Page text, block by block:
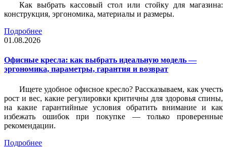
Как выбрать кассовый стол или стойку для магазина:
конструкция, эргономика, материалы и размеры.
Подробнее
01.08.2026
Офисные кресла: как выбрать идеальную модель —
эргономика, параметры, гарантия и возврат
Ищете удобное офисное кресло? Рассказываем, как учесть
рост и вес, какие регулировки критичны для здоровья спины,
на какие гарантийные условия обратить внимание и как
избежать ошибок при покупке — только проверенные
рекомендации.
Подробнее